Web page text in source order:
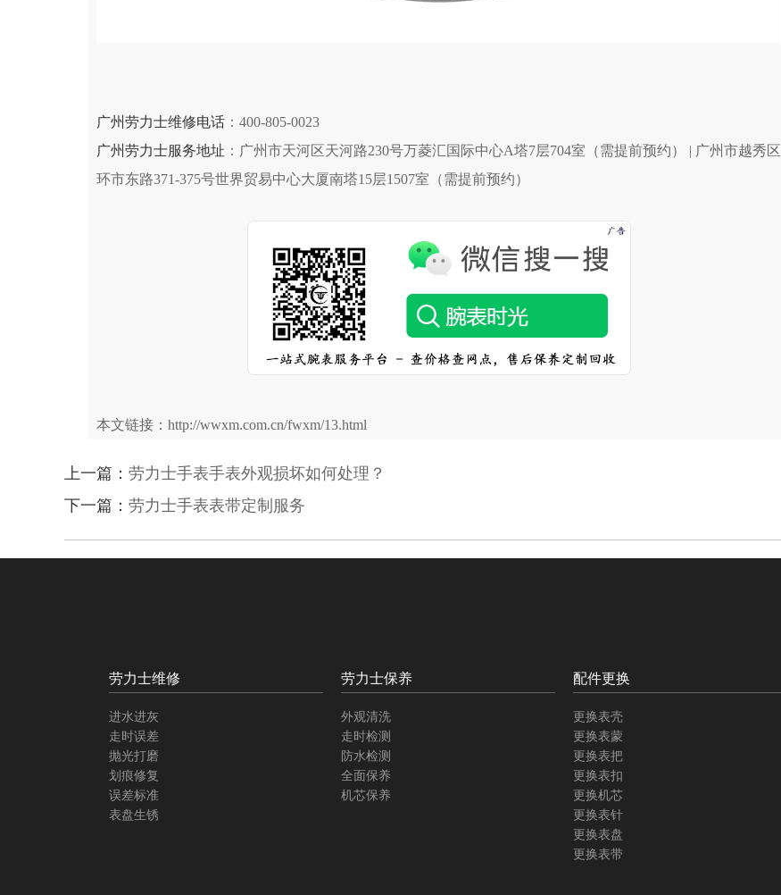
广州劳力士维修电话 ：400-805-0023
广州劳力士服务地址 ：广州市天河区天河路230号万菱汇国际中心A塔7层704室（需提前预约） | 广州市越秀区
环市东路371-375号世界贸易中心大厦南塔15层1507室（需提前预约）
本文链接：http://wwxm.com.cn/fwxm/13.html
上一篇： 劳力士手表手表外观损坏如何处理？
下一篇： 劳力士手表表带定制服务
劳力士维修
进水进灰
走时误差
抛光打磨
划痕修复
误差标准
表盘生锈
劳力士保养
外观清洗
走时检测
防水检测
全面保养
机芯保养
配件更换
更换表壳
更换表蒙
更换表把
更换表扣
更换机芯
更换表针
更换表盘
更换表带